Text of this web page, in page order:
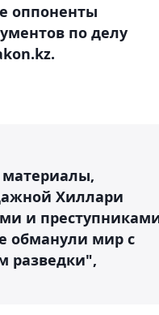
оппоненты
по делу
Хиллари
и
обманули мир с
разведки",